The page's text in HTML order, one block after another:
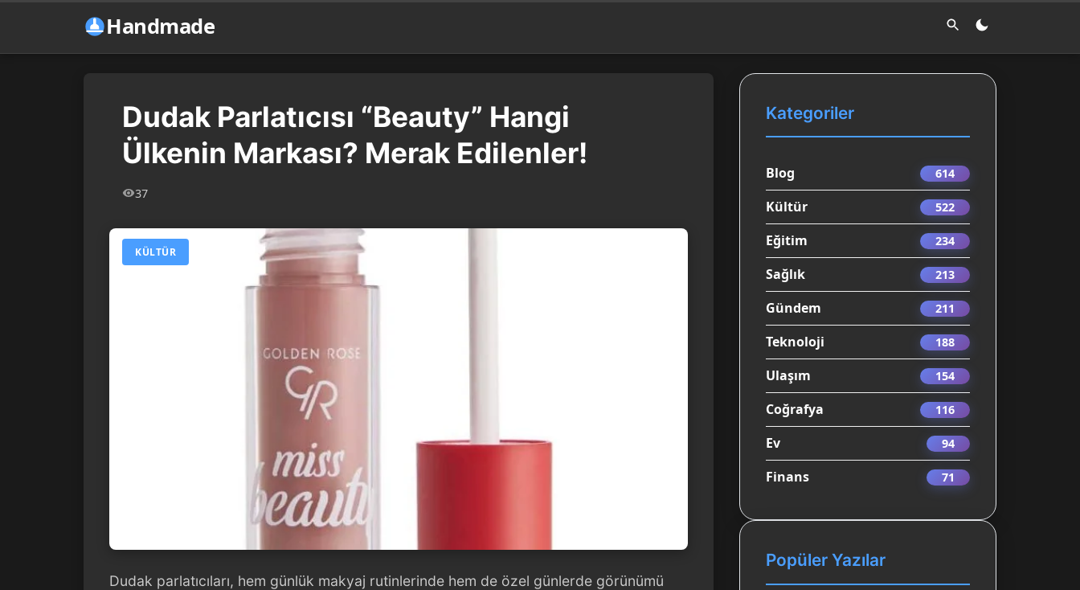
Handmade
Dudak Parlatıcısı “Beauty” Hangi
Ülkenin Markası? Merak Edilenler!
37
KÜLTÜR
Dudak parlatıcıları, hem günlük makyaj rutinlerinde hem de özel günlerde görünümü
Kategoriler
Blog 614
Kültür 522
Eğitim 234
Sağlık 213
Gündem 211
Teknoloji 188
Ulaşım 154
Coğrafya 116
Ev 94
Finans 71
Popüler Yazılar